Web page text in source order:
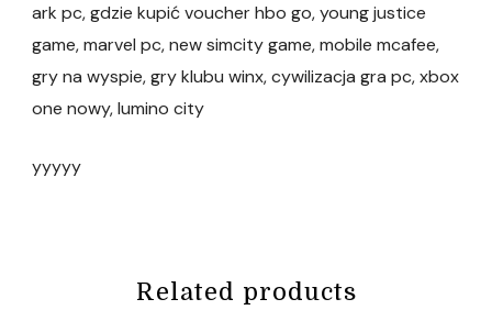
ark pc, gdzie kupić voucher hbo go, young justice
game, marvel pc, new simcity game, mobile mcafee,
gry na wyspie, gry klubu winx, cywilizacja gra pc, xbox
one nowy, lumino city
yyyyy
Related products